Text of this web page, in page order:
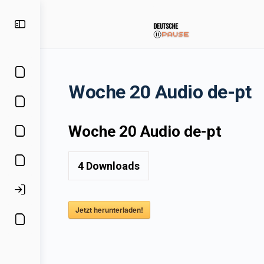
Woche 20 Audio de-pt
Woche 20 Audio de-pt
4 Downloads
Jetzt herunterladen!